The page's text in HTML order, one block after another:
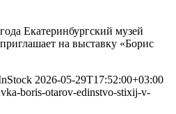
Екатеринбургский музей
на выставку «Борис
2026-05-29T17:52:00+03:00
boris-otarov-edinstvo-stixij-v-